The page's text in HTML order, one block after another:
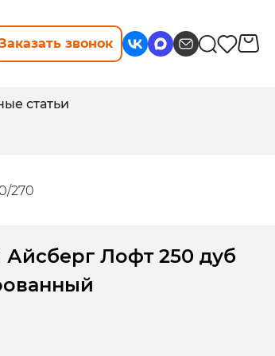
звонок
статьи
270
Лофт 250 дуб